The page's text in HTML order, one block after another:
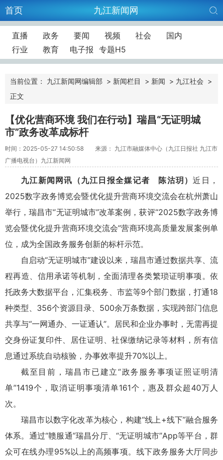
首页 九江新闻网
直播 政务 要闻 视频 社会
国内
行业
教育 电子报 专题H5
当前位置： 九江新闻网编辑部 > 新闻栏目 > 新闻 > 九江社会 >
正文
【优化营商环境 我们在行动】瑞昌“无证明城
市”政务改革成标杆
时间：2025-05-27 14:50:58
来源： 九江市融媒体中心（九江日报社 九江市
广播电视台）九江新闻网
九江新闻网讯（九江日报全媒记者 陈沽玥）近日，
2025数字政务博览会暨优化提升营商环境交流会在杭州萧山
举行，瑞昌市“无证明城市”改革案例，获评“2025数字政务博
览会暨优化提升营商环境交流会”营商环境高质量发展案例单
位，成为全国政务服务创新的标杆示范。
自启动“无证明城市”建设以来，瑞昌市通过数据共享、流
程再造、信用承诺等机制，全面清理各类繁琐证明事项。依
托政务大数据平台，汇集税务、市监等9个部门数据，打通18
种类型、356个资源目录、500余万条数据，实现跨部门信息
共享与“一网通办、一证通认”。居民和企业办事时，无需再提
交身份证复印件、居住证明、社保缴纳记录等材料，所有信
息通过系统自动核验，办事效率提升70%以上。
截至目前，瑞昌市已建立“政务服务事项证照证明清
单”1419个，取消证明事项清单161个，惠及群众超40万人
次。
瑞昌市以数字化改革为核心，构建“线上+线下”融合服务
体系。通过“赣服通”瑞昌分厅、“无证明城市”App等平台，群
众可在线办理95%以上的高频事项。线下政务服务大厅同步